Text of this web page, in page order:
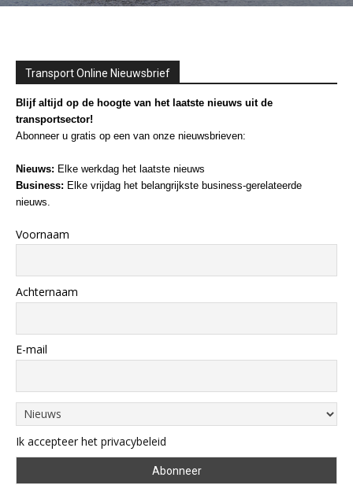
Transport Online Nieuwsbrief
Blijf altijd op de hoogte van het laatste nieuws uit de
transportsector!
Abonneer u gratis op een van onze nieuwsbrieven:
Nieuws: Elke werkdag het laatste nieuws
Business: Elke vrijdag het belangrijkste business-gerelateerde
nieuws.
Voornaam
Achternaam
E-mail
Ik accepteer het privacybeleid